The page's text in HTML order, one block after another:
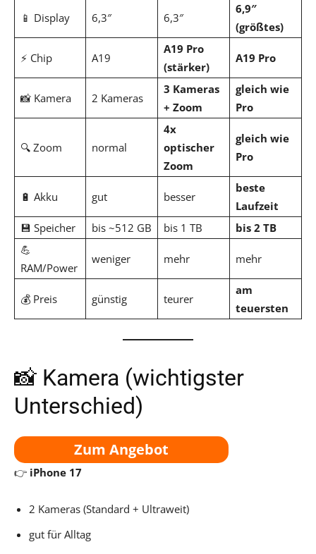
📱 Display 6,3″ 6,3″
6,9″
(größtes)
⚡ Chip A19
A19 Pro
(stärker)
A19 Pro
📸 Kamera 2 Kameras
3 Kameras
+ Zoom
gleich wie
Pro
🔍 Zoom normal
4x
optischer
Zoom
gleich wie
Pro
🔋 Akku gut besser
beste
Laufzeit
💾 Speicher
bis ~512 GB bis 1 TB
bis 2 TB
💪
RAM/Power
weniger mehr mehr
💰 Preis günstig teurer
am
teuersten
📸 Kamera (wichtigster
Unterschied)
Zum Angebot
👉 iPhone 17
2 Kameras (Standard + Ultraweit)
gut für Alltag